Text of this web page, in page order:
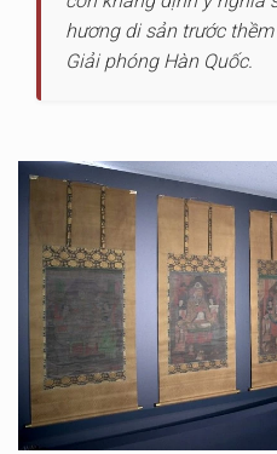
hương di sản trước
Giải phóng Hàn Quốc.